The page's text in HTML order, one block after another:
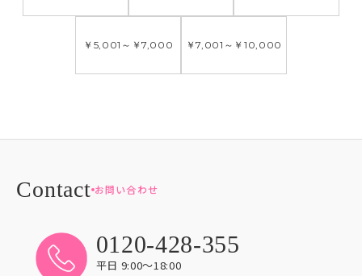
￥5,001 ～ ￥7,000 ￥7,001 ～ ￥10,000
お問い合わせ
0120-428-355
平日 9:00〜18:00